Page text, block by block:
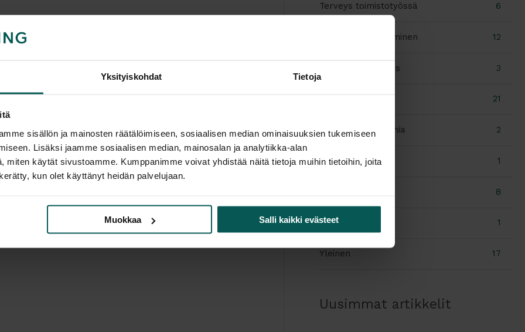
Yksityiskohdat Tietoja
sisällön ja mainosten räätälöimiseen, sosiaalisen median ominaisuuksien tukemiseen
Lisäksi jaamme sosiaalisen median, mainosalan ja analytiikka-alan
miten käytät sivustoamme. Kumppanimme voivat yhdistää näitä tietoja muihin tietoihin, joita
kun olet käyttänyt heidän palvelujaan.
Muokkaa Salli kaikki evästeet
Terveys toimistotyössä 6
Toimiston sisustaminen 12
Toimiston valaistus 3
21
Työpiste-ergonomia 2
Työtuoli 1
8
vastuullisuus 1
Yleinen 17
Uusimmat artikkelit